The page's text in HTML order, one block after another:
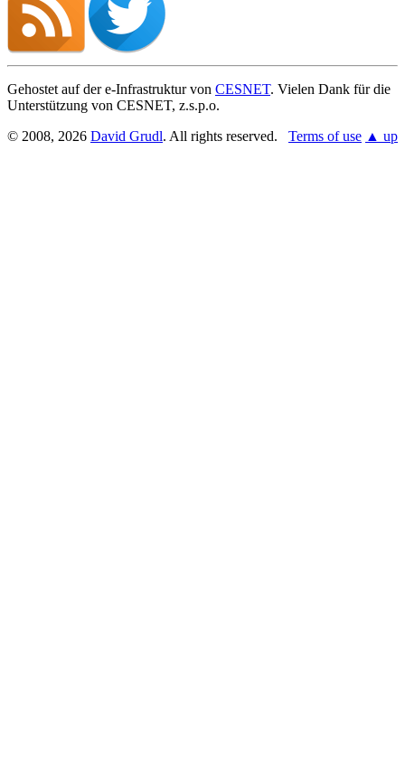
Gehostet auf der e-Infrastruktur von CESNET. Vielen Dank für die
Unterstützung von CESNET, z.s.p.o.
© 2008, 2026 David Grudl. All rights reserved. Terms of use ▲ up